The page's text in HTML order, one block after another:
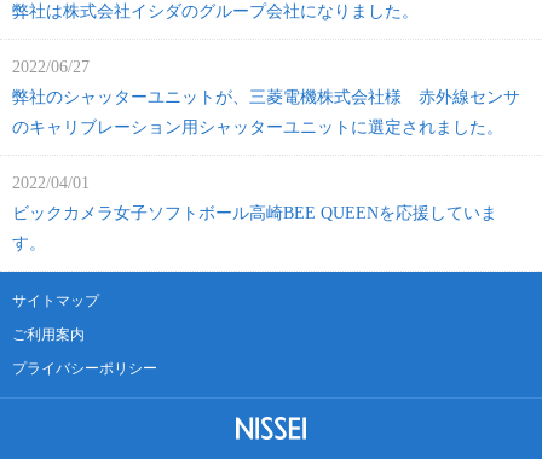
弊社は株式会社イシダのグループ会社になりました。
2022/06/27
弊社のシャッターユニットが、三菱電機株式会社様 赤外線センサ
のキャリブレーション用シャッターユニットに選定されました。
2022/04/01
ビックカメラ女子ソフトボール高崎BEE QUEENを応援していま
す。
サイトマップ
ご利用案内
プライバシーポリシー